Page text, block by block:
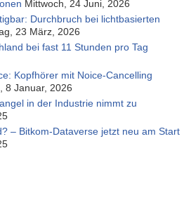
Mittwoch, 24 Juni, 2026
Durchbruch bei lichtbasierten
23 März, 2026
bei fast 11 Stunden pro Tag
Kopfhörer mit Noice-Cancelling
8 Januar, 2026
in der Industrie nimmt zu
– Bitkom-Dataverse jetzt neu am Start